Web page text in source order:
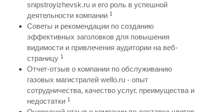
snipstroyizhevsk.ru и его роль в успешной
деятельности компании 1
Советы и рекомендации по созданию
эффективных заголовков для повышения
видимости и привлечения аудитории на веб-
страницу 1
Отчет-отзыв о компании по обслуживанию
газовых магистралей wello.ru - опыт
сотрудничества, качество услуг, преимущества и
недостатки 1